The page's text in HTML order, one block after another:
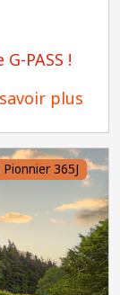
PASS !
plus
Pionnier 365J